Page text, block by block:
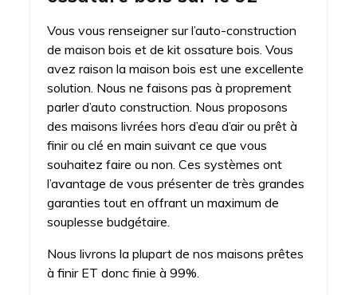
Vous vous renseigner sur l’auto-construction
de maison bois et de kit ossature bois. Vous
avez raison la maison bois est une excellente
solution. Nous ne faisons pas à proprement
parler d’auto construction. Nous proposons
des maisons livrées hors d’eau d’air ou prêt à
finir ou clé en main suivant ce que vous
souhaitez faire ou non. Ces systèmes ont
l’avantage de vous présenter de très grandes
garanties tout en offrant un maximum de
souplesse budgétaire.
Nous livrons la plupart de nos maisons prêtes
à finir ET donc finie à 99%.